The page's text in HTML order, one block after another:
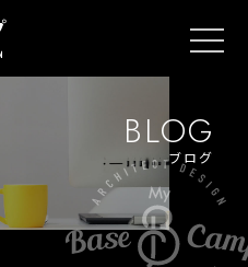
BLOG
ブログ